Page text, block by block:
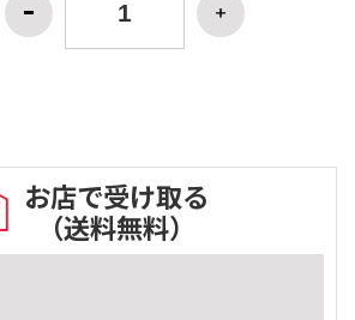
お店で受け取る
（送料無料）